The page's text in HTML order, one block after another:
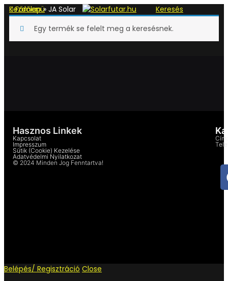
Főmenü
Keresés
Kosár
Kezdőlap» JA Solar
Egy termék se felelt meg a keresésnek.
Hasznos Linkek
Kapcsolat
Impresszum
Sütik (cookie) Kezelése
Adatvédelmi Nyilatkozat
© 2024 Minden Jog Fenntartva!
Belépés/ Regisztráció Close